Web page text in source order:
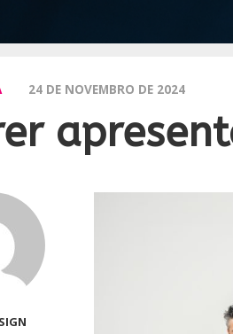
24 DE NOVEMBRO DE 2024